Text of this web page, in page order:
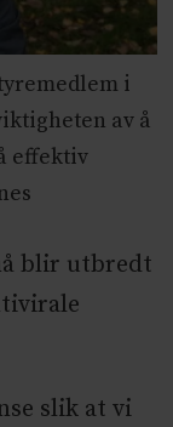
i
av å
effektiv
blir utbredt
slik at vi